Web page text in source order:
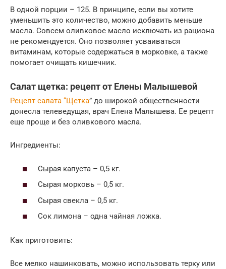
В одной порции – 125. В принципе, если вы хотите
уменьшить это количество, можно добавить меньше
масла. Совсем оливковое масло исключать из рациона
не рекомендуется. Оно позволяет усваиваться
витаминам, которые содержаться в морковке, а также
помогает очищать кишечник.
Салат щетка: рецепт от Елены Малышевой
Рецепт салата “Щетка” до широкой общественности
донесла телеведущая, врач Елена Малышева. Ее рецепт
еще проще и без оливкового масла.
Ингредиенты:
Сырая капуста – 0,5 кг.
Сырая морковь – 0,5 кг.
Сырая свекла – 0,5 кг.
Сок лимона – одна чайная ложка.
Как приготовить:
Все мелко нашинковать, можно использовать терку или